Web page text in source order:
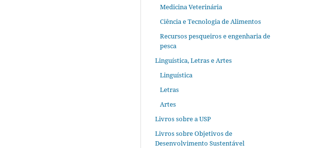
Medicina Veterinária
Ciência e Tecnologia de Alimentos
Recursos pesqueiros e engenharia de
pesca
Linguística, Letras e Artes
Linguística
Letras
Artes
Livros sobre a USP
Livros sobre Objetivos de
Desenvolvimento Sustentável